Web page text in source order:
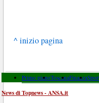
^ inizio pagina
Primo pianoToscanaFinanza
News di Topnews - ANSA.it